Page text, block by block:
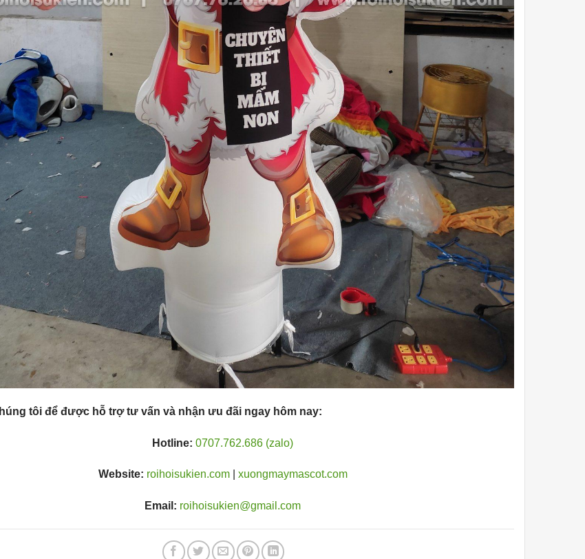
tôi để được hỗ trợ tư vấn và nhận ưu đãi ngay hôm nay:
Hotline: 0707.762.686 (zalo)
Website: roihoisukien.com| xuongmaymascot.com
Email: roihoisukien@gmail.com